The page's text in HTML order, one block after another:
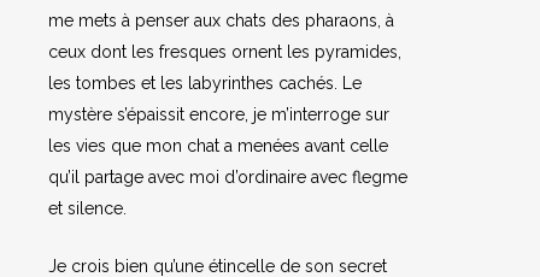
me mets à penser aux chats des pharaons, à
ceux dont les fresques ornent les pyramides,
les tombes et les labyrinthes cachés. Le
mystère s’épaissit encore, je m’interroge sur
les vies que mon chat a menées avant celle
qu’il partage avec moi d’ordinaire avec flegme
et silence.
Je crois bien qu’une étincelle de son secret